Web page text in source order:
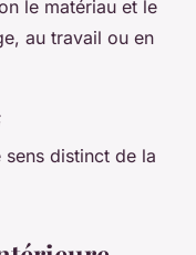
le matériau et le
au travail ou en
distinct de la